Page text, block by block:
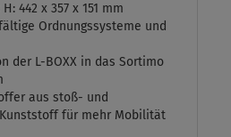
442 x 357 x 151 mm
Ordnungssysteme und
der L-BOXX in das Sortimo
aus stoß- und
für mehr Mobilität